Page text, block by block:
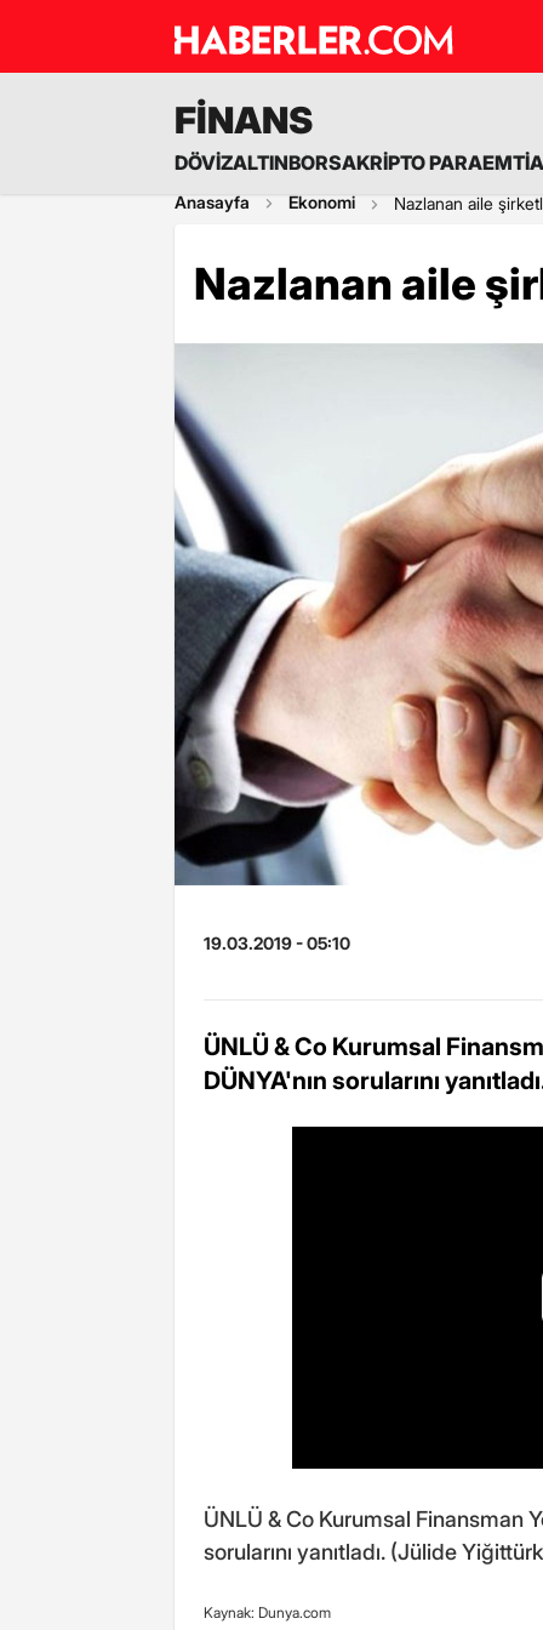
FİNANS
DÖVİZALTINBORSAKRİPTO PARAEMTİA
Anasayfa Ekonomi Nazlanan aile
Nazlanan aile
19.03.2019 - 05:10
ÜNLÜ & Co Kurumsal
DÜNYA'nın sorularını
ÜNLÜ & Co Kurumsal Finansman
sorularını yanıtladı. (Jülide
Kaynak: Dunya.com